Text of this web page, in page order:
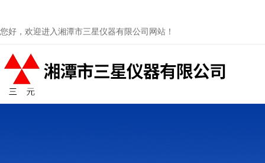
您好，欢迎进入湘潭市三星仪器有限公司网站！